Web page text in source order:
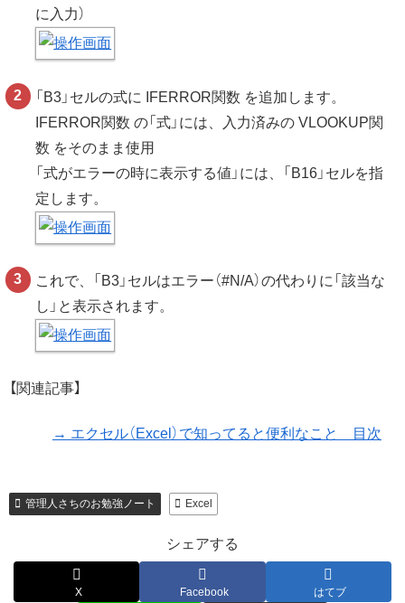
に入力）
「B3」セルの式に IFERROR関数 を追加します。
IFERROR関数 の「式」には、入力済みの VLOOKUP関
数 をそのまま使用
「式がエラーの時に表示する値」には、「B16」セルを指
定します。
これで、「B3」セルはエラー（#N/A）の代わりに「該当な
し」と表示されます。
【関連記事】
→ エクセル（Excel）で知ってると便利なこと 目次
管理人さちのお勉強ノート Excel
シェアする
X Facebook はてブ